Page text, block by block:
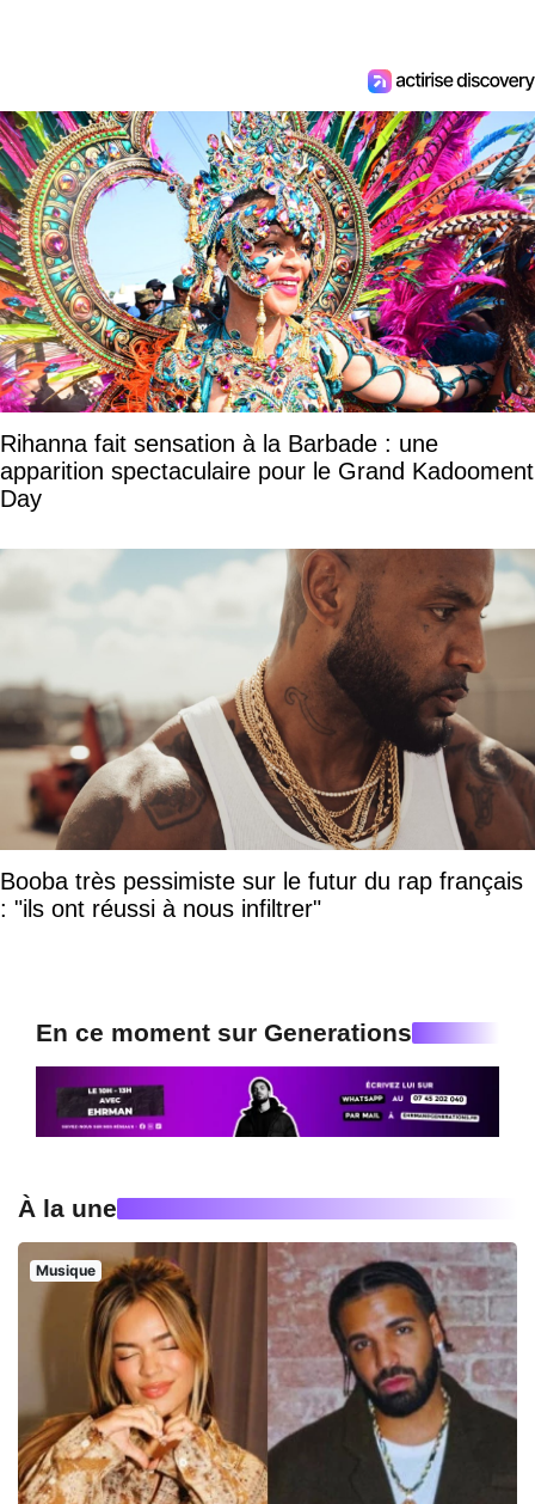
Rihanna fait sensation à la Barbade : une
apparition spectaculaire pour le Grand Kadooment
Day
Booba très pessimiste sur le futur du rap français
: "ils ont réussi à nous infiltrer"
En ce moment sur Generations
À la une
Musique